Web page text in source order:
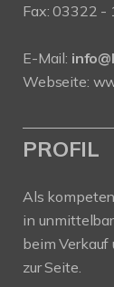
Fax: 03322 -
E-Mail:
Webseite:
PROFIL
Als
in
beim Verkauf
zur Seite.